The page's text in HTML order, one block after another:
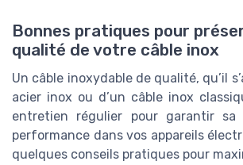
Bonnes pratiques pour
qualité de votre câble inox
Un câble inoxydable de qualité, qu’il
acier inox ou d’un câble inox
entretien régulier pour garantir
performance dans vos appareils
quelques conseils pratiques pour